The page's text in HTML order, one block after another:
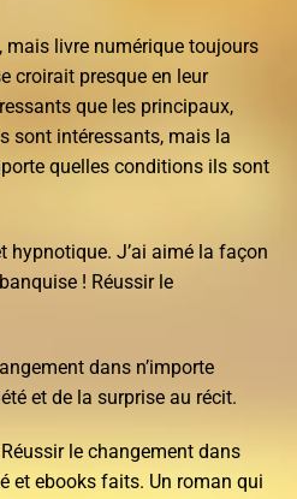
mais livre numérique toujours
croirait presque en leur
que les principaux,
sont intéressants, mais la
quelles conditions ils sont
hypnotique. J’ai aimé la façon
! Réussir le
dans n’importe
et de la surprise au récit.
le changement dans
et ebooks faits. Un roman qui